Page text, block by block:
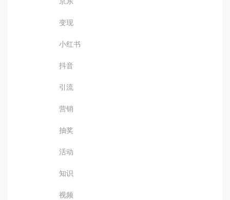
变现
小红书
抖音
引流
营销
抽奖
活动
知识
视频